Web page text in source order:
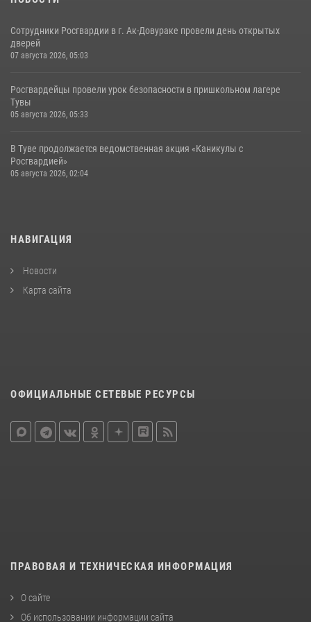
Сотрудники Росгвардии в г. Ак-Довураке провели день открытых
дверей
07 августа 2026, 05:03
Росгвардейцы провели урок безопасности в пришкольном лагере
Тувы
05 августа 2026, 05:33
В Туве продолжается ведомственная акция «Каникулы с
Росгвардией»
05 августа 2026, 02:04
НАВИГАЦИЯ
Новости
Карта сайта
ОФИЦИАЛЬНЫЕ СЕТЕВЫЕ РЕСУРСЫ
ПРАВОВАЯ И ТЕХНИЧЕСКАЯ ИНФОРМАЦИЯ
О сайте
Об использовании информации сайта